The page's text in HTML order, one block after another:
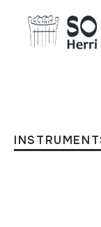
Type